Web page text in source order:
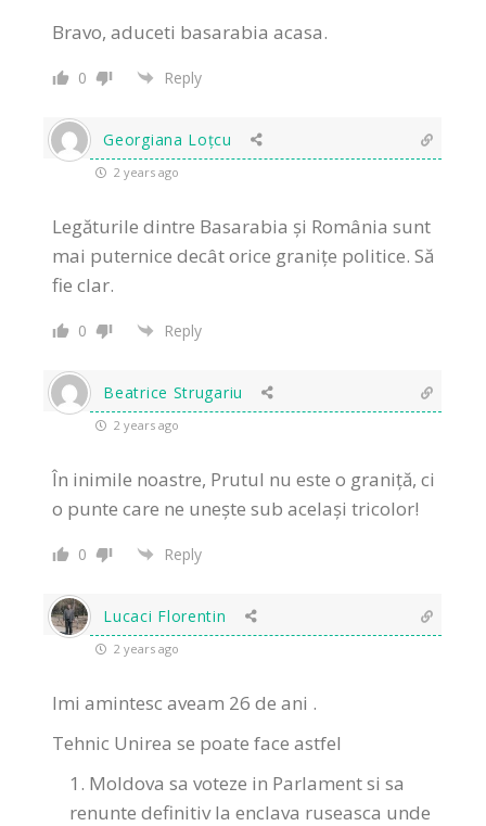
Bravo, aduceti basarabia acasa.
0 Reply
Georgiana Loțcu
2 years ago
Legăturile dintre Basarabia și România sunt
mai puternice decât orice granițe politice. Să
fie clar.
0 Reply
Beatrice Strugariu
2 years ago
În inimile noastre, Prutul nu este o graniță, ci
o punte care ne unește sub același tricolor!
0 Reply
Lucaci Florentin
2 years ago
Imi amintesc aveam 26 de ani .
Tehnic Unirea se poate face astfel
Moldova sa voteze in Parlament si sa
renunte definitiv la enclava ruseasca unde